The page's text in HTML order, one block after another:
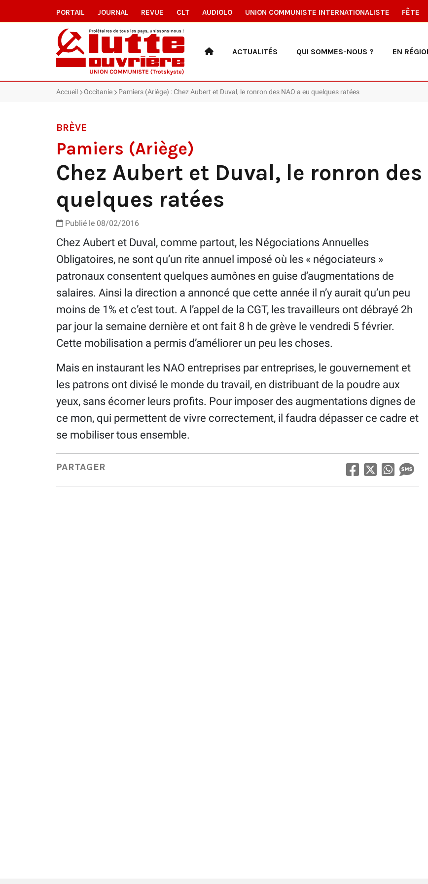
PORTAIL JOURNAL REVUE CLT AUDIOLO UNION COMMUNISTE INTERNATIONALISTE FÊTE
ACTUALITÉS QUI SOMMES-NOUS ? EN
Accueil Occitanie Pamiers (Ariège) : Chez Aubert et Duval, le ronron des NAO a eu quelques ratées
BRÈVE
Pamiers (Ariège)
Chez Aubert et Duval, le ronron des
quelques ratées
Publié le 08/02/2016
Chez Aubert et Duval, comme partout, les Négociations Annuelles
Obligatoires, ne sont qu’un rite annuel imposé où les « négociateurs »
patronaux consentent quelques aumônes en guise d’augmentations de
salaires. Ainsi la direction a annoncé que cette année il n’y aurait qu’un peu
moins de 1% et c’est tout. A l’appel de la CGT, les travailleurs ont débrayé 2h
par jour la semaine dernière et ont fait 8 h de grève le vendredi 5 février.
Cette mobilisation a permis d’améliorer un peu les choses.
Mais en instaurant les NAO entreprises par entreprises, le gouvernement et
les patrons ont divisé le monde du travail, en distribuant de la poudre aux
yeux, sans écorner leurs profits. Pour imposer des augmentations dignes de
ce mon, qui permettent de vivre correctement, il faudra dépasser ce cadre et
se mobiliser tous ensemble.
PARTAGER